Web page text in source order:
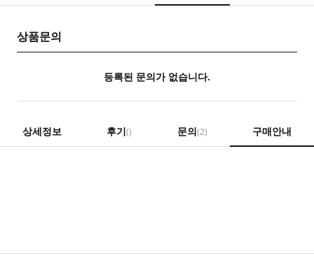
상품문의
등록된 문의가 없습니다.
상세정보 후기() 문의(2) 구매안내